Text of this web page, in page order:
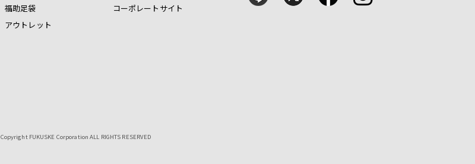
福助足袋
アウトレット
コーポレートサイト
Copyright FUKUSKE Corporation ALL RIGHTS RESERVED